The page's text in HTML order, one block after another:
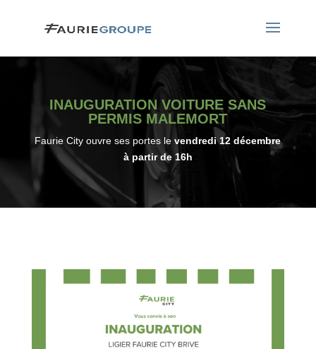
INAUGURATION VOITURE SANS
PERMIS MALEMORT
Faurie City ouvre ses portes le vendredi 12 décembre
à partir de 16h